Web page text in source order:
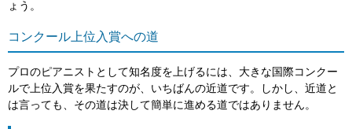
ょう。
コンクール上位入賞への道
プロのピアニストとして知名度を上げるには、大きな国際コンクー
ルで上位入賞を果たすのが、いちばんの近道です。しかし、近道と
は言っても、その道は決して簡単に進める道ではありません。